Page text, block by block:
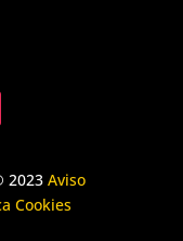
2023 Aviso
Cookies